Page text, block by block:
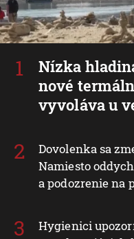
nové
vyvoláva u
Namiesto